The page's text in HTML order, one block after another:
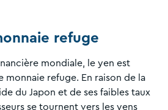
refuge
mondiale, le yen est
monnaie refuge. En raison de la
du Japon et de ses faibles taux
se tournent vers les yens